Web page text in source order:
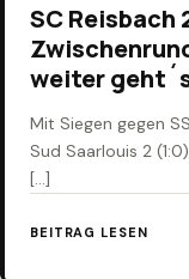
SC
weiter
Mit Siegen gegen
Sud Saarlouis 2
[…]
BEITRAG LESEN